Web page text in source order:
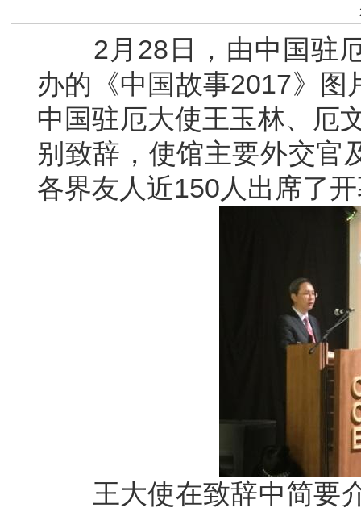
2月28日，由中国驻厄
办的《中国故事2017》
中国驻厄大使王玉林、厄
别致辞，使馆主要外交官
各界友人近150人出席了
王大使在致辞中简要介